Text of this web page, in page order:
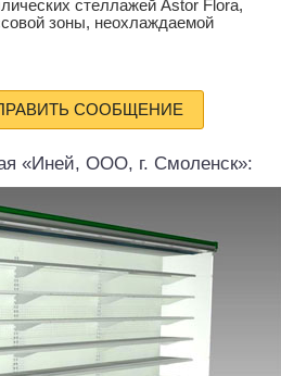
стеллажей Astor Flora,
зоны, неохлаждаемой
СООБЩЕНИЕ
«Иней, ООО, г. Смоленск»: